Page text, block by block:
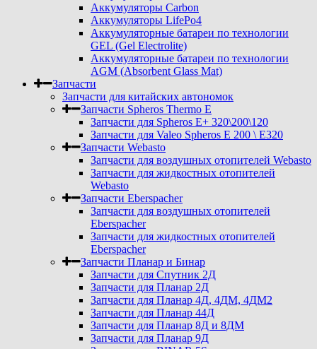
Аккумуляторы Carbon
Аккумуляторы LifePo4
Аккумуляторные батареи по технологии
GEL (Gel Electrolite)
Аккумуляторные батареи по технологии
AGM (Absorbent Glass Mat)
Запчасти
Запчасти для китайских автономок
Запчасти Spheros Thermo E
Запчасти для Spheros E+ 320\200\120
Запчасти для Valeo Spheros E 200 \ E320
Запчасти Webasto
Запчасти для воздушных отопителей Webasto
Запчасти для жидкостных отопителей
Webasto
Запчасти Eberspacher
Запчасти для воздушных отопителей
Eberspacher
Запчасти для жидкостных отопителей
Eberspacher
Запчасти Планар и Бинар
Запчасти для Спутник 2Д
Запчасти для Планар 2Д
Запчасти для Планар 4Д, 4ДМ, 4ДМ2
Запчасти для Планар 44Д
Запчасти для Планар 8Д и 8ДМ
Запчасти для Планар 9Д